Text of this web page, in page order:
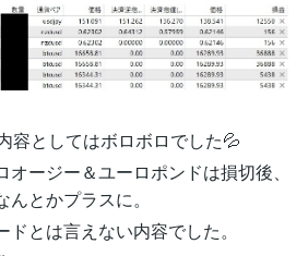
容としてはボロボロでした💦
ージー＆ユーロポンドは損切後、
とかプラスに。
とは言えない内容でした。